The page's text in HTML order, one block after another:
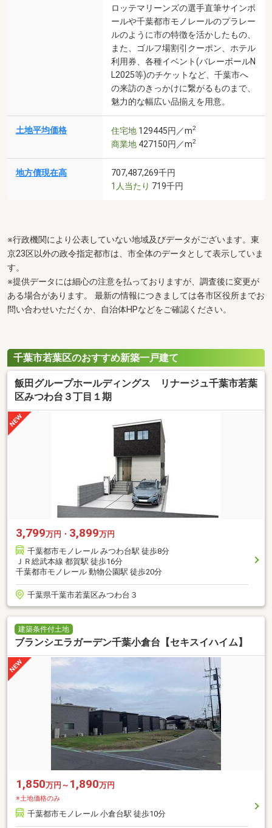
ロッテマリーンズの選手直筆サインボ
ールや千葉都市モノレールのプラレー
ルのように市の特徴を活かしたもの、
また、ゴルフ場割引クーポン、ホテル
利用券、各種イベント(バレーボールN
L2025等)のチケットなど、千葉市へ
の来訪のきっかけに繋がるものまで、
魅力的な幅広い品揃えを用意。
土地平均価格 住宅地 129445円／m2
商業地 427150円／m2
地方債現在高
707,487,269千円
1人当たり 719千円
※行政機関により公表していない地域及びデータがございます。東
京23区以外の政令指定都市は、市全体のデータとして表示していま
す。
※提供データには細心の注意を払っておりますが、調査後に変更が
ある場合があります。 最新の情報につきましては各市区役所までお
問い合わせいただくか、自治体HPなどをご確認ください。
千葉市若葉区のおすすめ新築一戸建て
飯田グループホールディングス リナージュ千葉市若葉
区みつわ台３丁目１期
3,799万円・ 3,899万円
千葉都市モノレール みつわ台駅 徒歩8分
ＪＲ総武本線 都賀駅 徒歩16分
千葉都市モノレール 動物公園駅 徒歩20分
千葉県千葉市若葉区みつわ台３
建築条件付土地
ブランシエラガーデン千葉小倉台【セキスイハイム】
1,850万円～ 1,890万円
※土地価格のみ
千葉都市モノレール 小倉台駅 徒歩10分